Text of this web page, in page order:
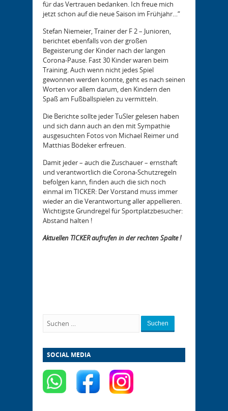
für das Vertrauen bedanken. Ich freue mich
jetzt schon auf die neue Saison im Frühjahr…“
Stefan Niemeier, Trainer der F 2 – Junioren,
berichtet ebenfalls von der großen
Begeisterung der Kinder nach der langen
Corona-Pause. Fast 30 Kinder waren beim
Training. Auch wenn nicht jedes Spiel
gewonnen werden konnte, geht es nach seinen
Worten vor allem darum, den Kindern den
Spaß am Fußballspielen zu vermitteln.
Die Berichte sollte jeder TuSler gelesen haben
und sich dann auch an den mit Sympathie
ausgesuchten Fotos von Michael Reimer und
Matthias Bödeker erfreuen.
Damit jeder – auch die Zuschauer – ernsthaft
und verantwortlich die Corona-Schutzregeln
befolgen kann, finden auch die sich noch
einmal im TICKER: Der Vorstand muss immer
wieder an die Verantwortung aller appellieren.
Wichtigste Grundregel für Sportplatzbesucher:
Abstand halten !
Aktuellen TICKER aufrufen in der rechten Spalte !
Suchen
SOCIAL MEDIA